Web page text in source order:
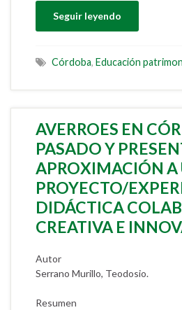
Seguir leyendo
Córdoba, Educación
AVERROES EN
PASADO Y
APROXIMACIÓN A
PROYECTO/
DIDÁCTICA
CREATIVA E
Autor
Serrano Murillo, Teodosio.
Resumen